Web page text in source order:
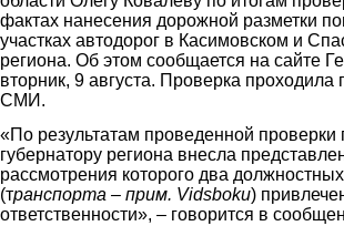
фактах нанесения дорожной разметки
участках автодорог в Касимовском и
региона. Об этом сообщается на сайте
вторник, 9 августа. Проверка
СМИ.
«По результатам проведенной проверки
губернатору региона внесла
рассмотрения которого два
(транспорта – прим. Vidsboku)
ответственности», – говорится в